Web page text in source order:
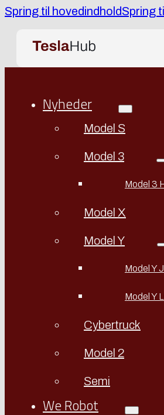
Spring til hovedindholdSpring
Nyheder
Model S
Model 3
Model 3
Model X
Model Y
Model Y
Model Y
Cybertruck
Model 2
Semi
We Robot